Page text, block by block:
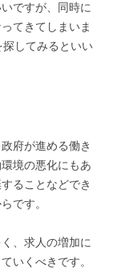
ですが、同時に
てきてしまいま
してみるといい
府が進める働き
境の悪化にもあ
ることなどでき
です。
、求人の増加に
いくべきです。